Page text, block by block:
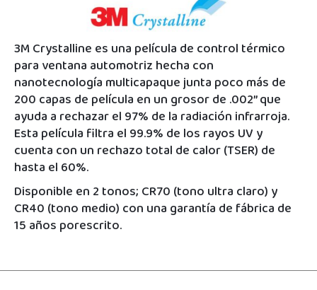
3M Crystalline es una película de control térmico
para ventana automotriz hecha con
nanotecnología multicapaque junta poco más de
200 capas de película en un grosor de .002” que
ayuda a rechazar el 97% de la radiación infrarroja.
Esta película filtra el 99.9% de los rayos UV y
cuenta con un rechazo total de calor (TSER) de
hasta el 60%.
Disponible en 2 tonos; CR70 (tono ultra claro) y
CR40 (tono medio) con una garantía de fábrica de
15 años porescrito.